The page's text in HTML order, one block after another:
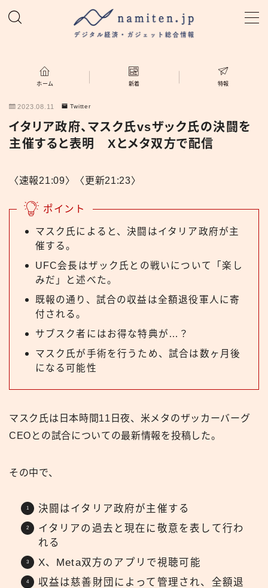
ホーム
新着
namiten.jp
ホーム 新着 特報
2023.08.11 Twitter
イタリア政府、マスク氏vsザック氏の決闘を
主催すると表明 Xとメタ双方で配信
〈速報21:09〉〈更新21:23〉
ポイント
マスク氏によると、決闘はイタリア政府が主
催する。
UFC会長はザック氏との戦いについて「楽し
みだ」と述べた。
既報の通り、試合の収益は全額退役軍人に寄
付される。
サブスク者にはお得な特典が…？
マスク氏が手術を行うため、試合は数ヶ月後
になる可能性
マスク氏は日本時間11日夜、米メタのザッカーバーグ
CEOとの試合についての最新情報を投稿した。
その中で、
決闘はイタリア政府が主催する
イタリアの過去と現在に敬意を表して行わ
れる
X、Meta双方のアプリで視聴可能
収益は慈善財団によって管理され、全額退